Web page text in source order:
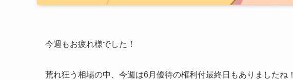
今週もお疲れ様でした！
荒れ狂う相場の中、今週は6月優待の権利付最終日もありましたね！